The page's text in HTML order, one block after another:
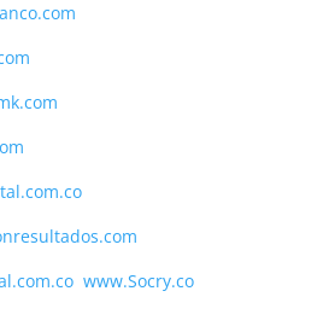
www.Socry.co